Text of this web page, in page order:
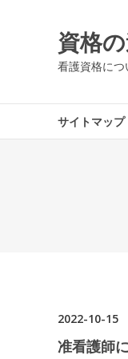
へ
キ
資格
看護資格に
サイトマップ
2022-10-15
准看護師